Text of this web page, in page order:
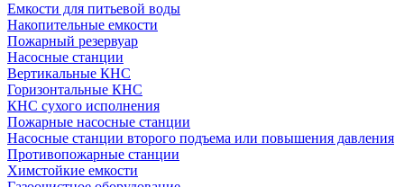
Емкости для питьевой воды
Накопительные емкости
Пожарный резервуар
Насосные станции
Вертикальные КНС
Горизонтальные КНС
КНС сухого исполнения
Пожарные насосные станции
Насосные cтанции второго подъема или повышения давления
Противопожарные станции
Химстойкие емкости